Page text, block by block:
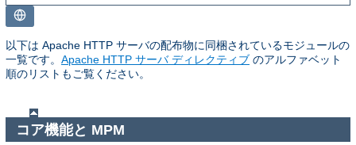
以下は Apache HTTP サーバの配布物に同梱されているモジュールの
一覧です。 Apache HTTP サーバ ディレクティブ のアルファベット
順のリストもご覧ください。
コア機能と MPM